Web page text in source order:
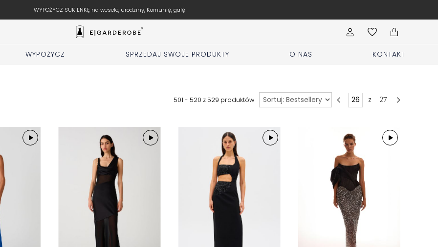
Pranie i ubezpieczenie kreacji jest w cenie
WYPOŻYCZ SPRZEDAJ SWOJE PRODUKTY O NAS KONTAKT
501 - 520 z 529 produktów Sortuj z 27